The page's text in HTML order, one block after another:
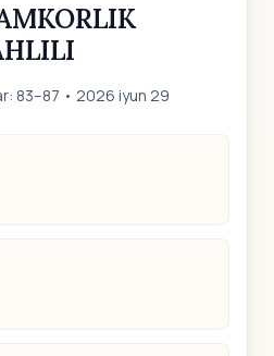
83–87 • 2026 iyun 29